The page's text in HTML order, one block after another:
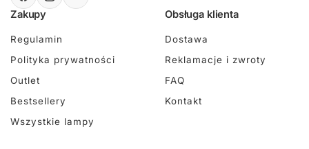
Zakupy
Regulamin
Polityka prywatności
Outlet
Bestsellery
Wszystkie lampy
Obsługa klienta
Dostawa
Reklamacje i zwroty
FAQ
Kontakt